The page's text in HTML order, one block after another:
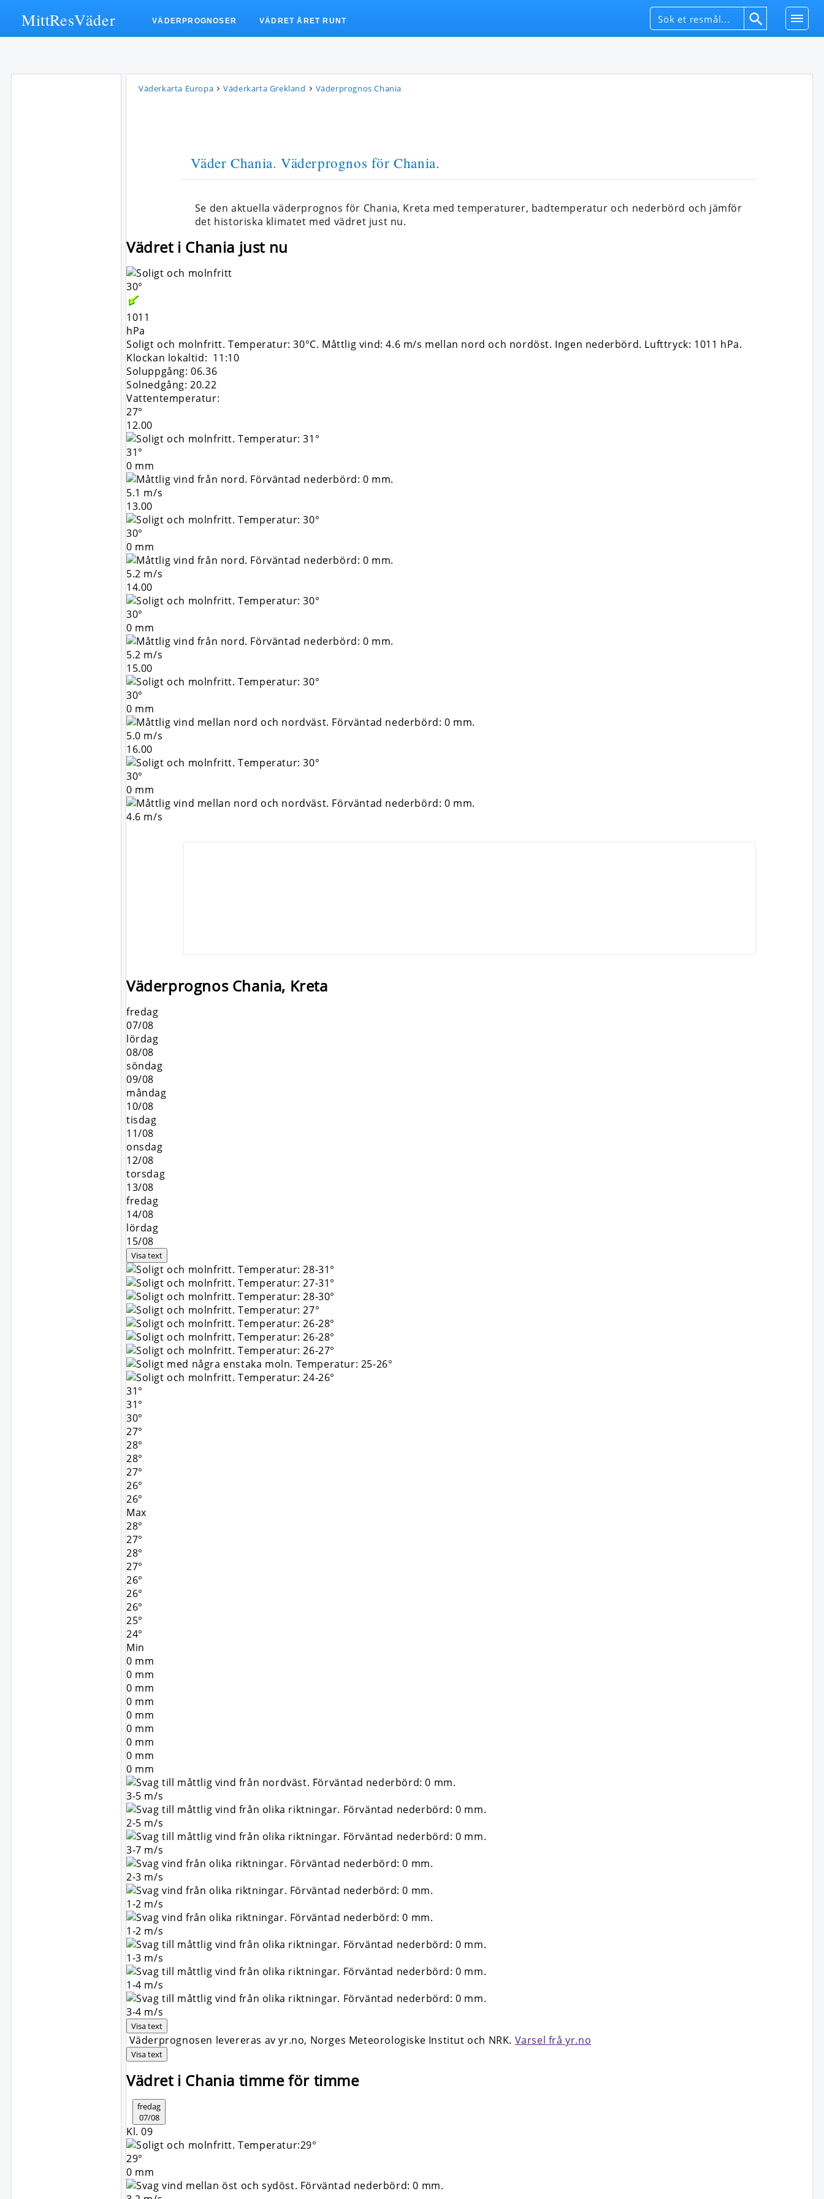
Väderkarta Europa Väderkarta Grekland Väderprognos Chania
Väder Chania. Väderprognos för Chania.
Se den aktuella väderprognos för Chania, Kreta med temperaturer, badtemperatur och nederbörd och jämför
det historiska klimatet med vädret just nu.
Vädret i Chania just nu
30°
1011
hPa
Soligt och molnfritt. Temperatur: 30°C. Måttlig vind: 4.6 m/s mellan nord och nordöst. Ingen nederbörd. Lufttryck: 1011 hPa.
Klockan lokaltid: 11:10
Soluppgång: 06.36
Solnedgång: 20.22
Vattentemperatur:
27°
12.00
31°
0 mm
5.1 m/s
13.00
30°
0 mm
5.2 m/s
14.00
30°
0 mm
5.2 m/s
15.00
30°
0 mm
5.0 m/s
16.00
30°
0 mm
4.6 m/s
Väderprognos Chania, Kreta
fredag
07/08
lördag
08/08
söndag
09/08
måndag
10/08
tisdag
11/08
onsdag
12/08
torsdag
13/08
fredag
14/08
lördag
15/08
Visa text
31°
31°
30°
27°
28°
28°
27°
26°
26°
Max
28°
27°
28°
27°
26°
26°
26°
25°
24°
Min
0 mm
0 mm
0 mm
0 mm
0 mm
0 mm
0 mm
0 mm
0 mm
3-5 m/s
2-5 m/s
3-7 m/s
2-3 m/s
1-2 m/s
1-2 m/s
1-3 m/s
1-4 m/s
3-4 m/s
Visa text
Väderprognosen levereras av yr.no, Norges Meteo­rologiske Institut och NRK. Varsel frå yr.no
Visa text
Vädret i Chania timme för timme
fredag
07/08
Kl. 09
29°
0 mm
MittResVäder VÄDERPROGNOSER VÄDRET ÅRET RUNT